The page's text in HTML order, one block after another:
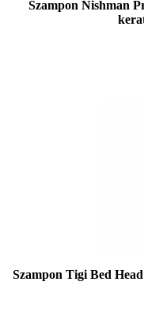
Szampon Nishman
Szampon Tigi Bed